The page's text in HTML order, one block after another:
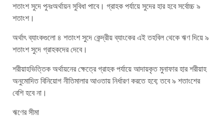
শতাংশ সুদে পুনঃঅর্থায়ন সুবিধা পাবে। গ্রাহক পর্যায়ে সুদের হার হবে সর্বোচ্চ ৯
শতাংশ।
অর্থাৎ ব্যাংকগুলো ৪ শতাংশ সুদে কেন্দ্রীয় ব্যাংকের এই তহবিল থেকে ঋণ দিয়ে ৯
শতাংশ সুদে গ্রাহকদের দেবে।
শরীয়াহভিত্তিক অর্থায়নের ক্ষেত্রে গ্রাহক পর্যায়ে আদায়কৃত মুনাফার হার শরীয়াহ
অনুমোদিত বিনিয়োগ নীতিমালার আওতায় নির্ধারণ করতে হবে; তবে ৯ শতাংশের
বেশি হবে না।
ঋণের সীমা